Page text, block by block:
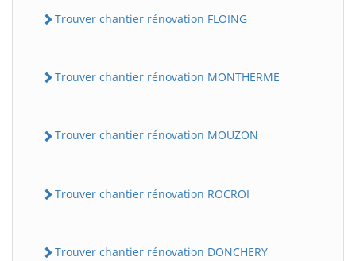
Trouver chantier rénovation FLOING
Trouver chantier rénovation MONTHERME
Trouver chantier rénovation MOUZON
Trouver chantier rénovation ROCROI
Trouver chantier rénovation DONCHERY